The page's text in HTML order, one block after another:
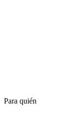
Para quién